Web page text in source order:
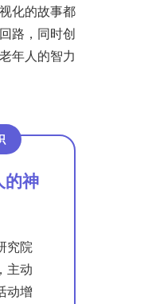
化的故事都
路，同时创
年人的智力
的神
究院
主动
动增